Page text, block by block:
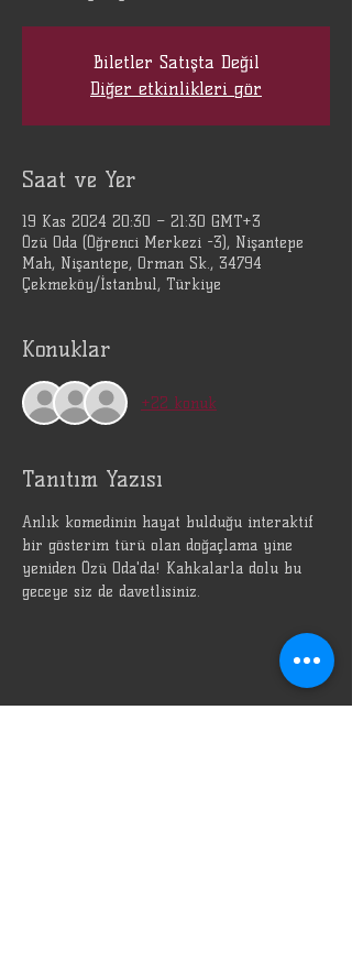
Biletler Satışta Değil
Diğer etkinlikleri gör
Saat ve Yer
19 Kas 2024 20:30 – 21:30 GMT+3
Özü Oda (Öğrenci Merkezi -3), Nişantepe
Mah, Nişantepe, Orman Sk., 34794
Çekmeköy/İstanbul, Türkiye
Konuklar
+22 konuk
Tanıtım Yazısı
Anlık komedinin hayat bulduğu interaktif
bir gösterim türü olan doğaçlama yine
yeniden Özü Oda'da! Kahkalarla dolu bu
geceye siz de davetlisiniz.
Bu Etkinliği Paylaş